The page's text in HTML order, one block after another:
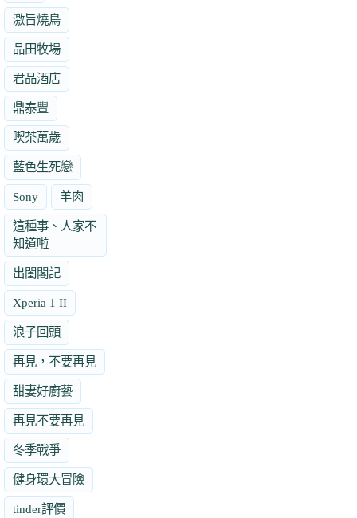
激旨燒鳥
品田牧場
君品酒店
鼎泰豐
喫茶萬歲
藍色生死戀
Sony 羊肉
這種事、人家不
知道啦
出閨閣記
Xperia 1 II
浪子回頭
再見，不要再見
甜妻好廚藝
再見不要再見
冬季戰爭
健身環大冒險
tinder評價